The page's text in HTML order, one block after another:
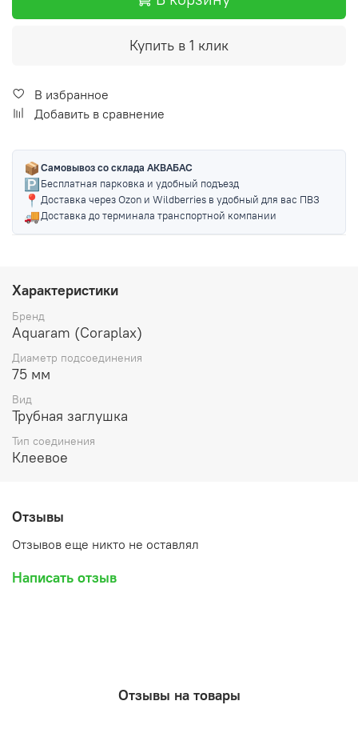
Купить в 1 клик
В избранное
Добавить в сравнение
📦Самовывоз со склада АКВАБАС
🅿️ Бесплатная парковка и удобный подъезд
📍 Доставка через Ozon и Wildberries в удобный для вас ПВЗ
🚚Доставка до терминала транспортной компании
Характеристики
Бренд
Aquaram (Coraplax)
Диаметр подсоединения
75 мм
Вид
Трубная заглушка
Тип соединения
Клеевое
Отзывы
Отзывов еще никто не оставлял
Написать отзыв
Отзывы на товары